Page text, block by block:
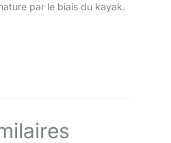
par le biais du kayak.